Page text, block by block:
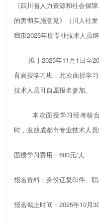
《四川省人力资源和社会保
的贯彻实施意见》（川人社
我市2025年度专业技术人员
拟于2025年11月1日至
育面授学习班，此次面授学
技术人员可自愿报名参加。
本次面授学习经考核合
时，发放成都市专业技术人员
面授学习费用：600元/人
报名资料：身份证复印件、
报名截止时间：2025年10月